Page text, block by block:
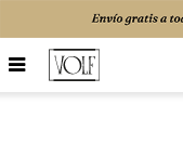
